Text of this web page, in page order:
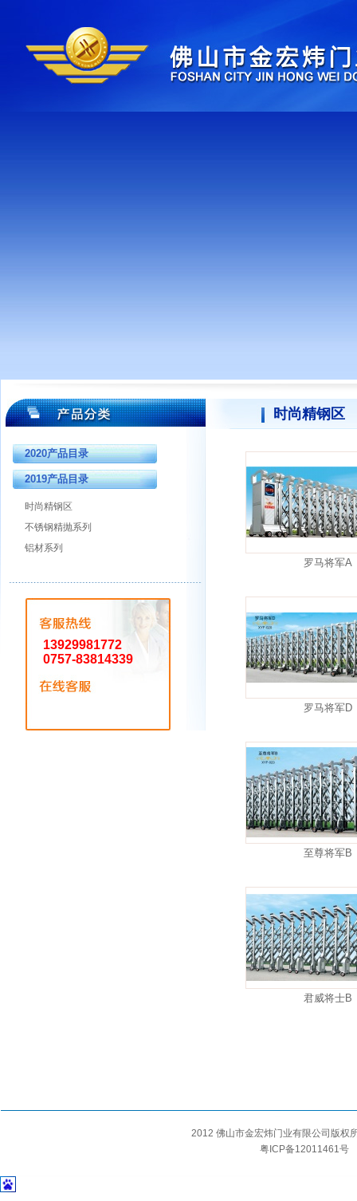
2020产品目录
2019产品目录
时尚精钢区
不锈钢精抛系列
铝材系列
13929981772
0757-83814339
时尚精钢区
罗马将军A
罗马将军D
至尊将军B
君威将士B
2012 佛山市金宏炜门业有限公司版
粤ICP备12011461